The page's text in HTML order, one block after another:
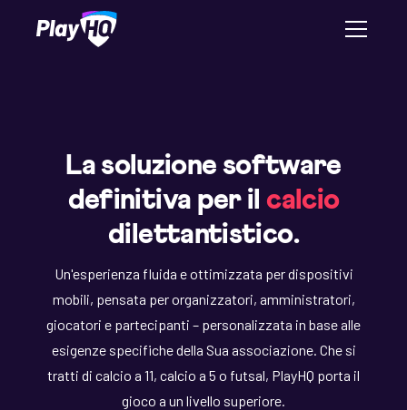
La soluzione software
definitiva per ilcalcio
dilettantistico.
Un'esperienza fluida e ottimizzata per dispositivi
mobili, pensata per organizzatori, amministratori,
giocatori e partecipanti – personalizzata in base alle
esigenze specifiche della Sua associazione. Che si
tratti di calcio a 11, calcio a 5 o futsal, PlayHQ porta il
gioco a un livello superiore.